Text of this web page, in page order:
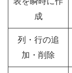
成
列・行の追
加・削除